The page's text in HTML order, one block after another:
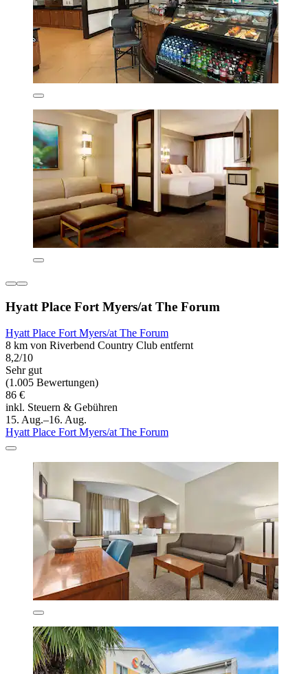
Hyatt Place Fort Myers/at The Forum
Hyatt Place Fort Myers/at The Forum
8 km von Riverbend Country Club entfernt
8,2/10
Sehr gut
(1.005 Bewertungen)
86 €
inkl. Steuern & Gebühren
15. Aug.–16. Aug.
Hyatt Place Fort Myers/at The Forum